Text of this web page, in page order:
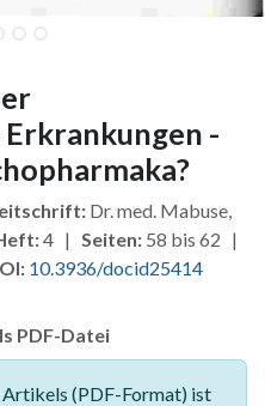
Erkrankungen -
Dr. med. Mabuse,
4 | Seiten: 58 bis 62 |
10.3936/docid25414
PDF-Datei
(PDF-Format) ist